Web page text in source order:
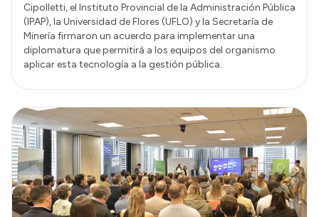
Cipolletti, el Instituto Provincial de la Administración Pública
(IPAP), la Universidad de Flores (UFLO) y la Secretaría de
Minería firmaron un acuerdo para implementar una
diplomatura que permitirá a los equipos del organismo
aplicar esta tecnología a la gestión pública.